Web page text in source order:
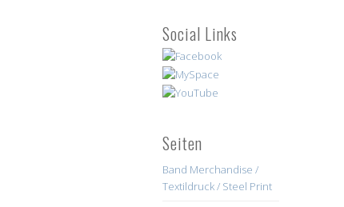
Social Links
Seiten
Band Merchandise /
Textildruck / Steel Print